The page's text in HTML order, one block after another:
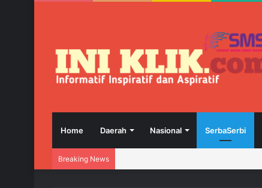
Home Daerah Nasional SerbaSerbi
Breaking News